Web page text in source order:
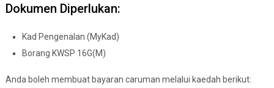
Dokumen Diperlukan:
Kad Pengenalan (MyKad)
Borang KWSP 16G(M)
Anda boleh membuat bayaran caruman melalui kaedah berikut: